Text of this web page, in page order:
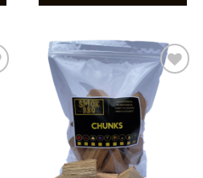
Toevoegen
aan
verlanglijst